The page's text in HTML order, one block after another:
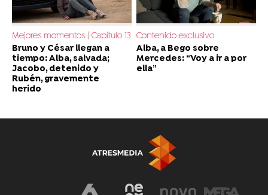
Mejores momentos | Capítulo 13
Bruno y César llegan a
tiempo: Alba, salvada;
Jacobo, detenido y
Rubén, gravemente
herido
Contenido exclusivo
Alba, a Bego sobre
Mercedes: “Voy a ir a por
ella”